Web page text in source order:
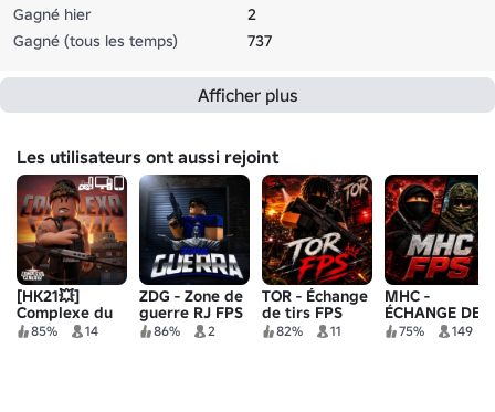
Gagné hier
2
Gagné (tous les temps)
737
Afficher plus
Les utilisateurs ont aussi rejoint
[HK21💥]
Complexe du
général
85% 14
ZDG - Zone de
guerre RJ FPS
86% 2
TOR - Échange
de tirs FPS
82% 11
MHC -
ÉCHANGE DE
TIRS
75% 149